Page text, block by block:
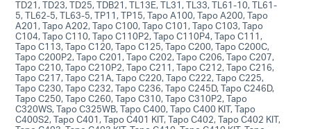
TD21, TD23, TD25, TDB21, TL13E, TL31, TL33, TL61-10, TL61-
5, TL62-5, TL63-5, TP11, TP15, Tapo A100, Tapo A200, Tapo
A201, Tapo A202, Tapo C100, Tapo C101, Tapo C103, Tapo
C104, Tapo C110, Tapo C110P2, Tapo C110P4, Tapo C111,
Tapo C113, Tapo C120, Tapo C125, Tapo C200, Tapo C200C,
Tapo C200P2, Tapo C201, Tapo C202, Tapo C206, Tapo C207,
Tapo C210, Tapo C210P2, Tapo C211, Tapo C212, Tapo C216,
Tapo C217, Tapo C21A, Tapo C220, Tapo C222, Tapo C225,
Tapo C230, Tapo C232, Tapo C236, Tapo C245D, Tapo C246D,
Tapo C250, Tapo C260, Tapo C310, Tapo C310P2, Tapo
C320WS, Tapo C325WB, Tapo C400, Tapo C400 KIT, Tapo
C400S2, Tapo C401, Tapo C401 KIT, Tapo C402, Tapo C402 KIT,